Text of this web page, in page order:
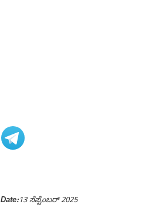
Date:13 ಸೆಪ್ಟೆಂಬರ್ 2025